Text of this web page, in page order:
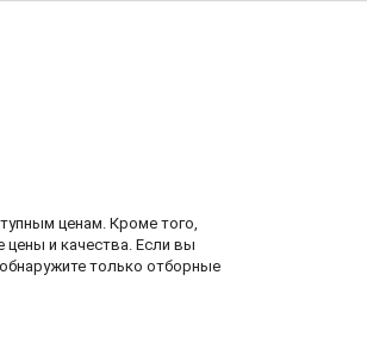
ценам. Кроме того,
и качества. Если вы
только отборные